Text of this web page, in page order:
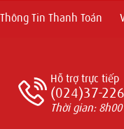
Thông Tin Thanh Toán
Hỗ trợ trực tiếp
(024)37-
Thời gian: